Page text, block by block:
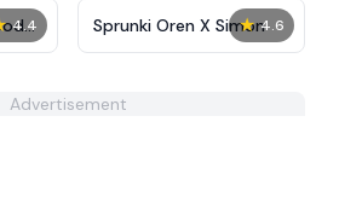
4.4 ★ 4.6
Sprunki Oren X Simon
Advertisement